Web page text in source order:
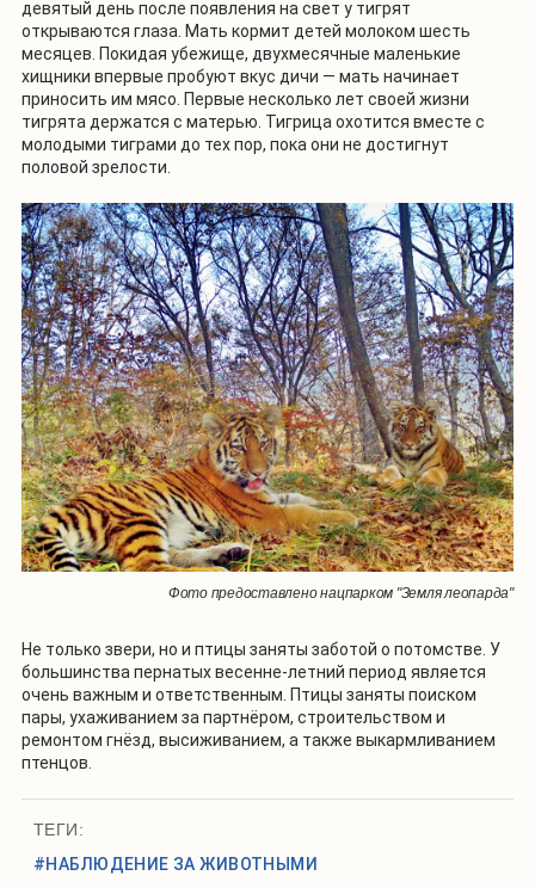
девятый день после появления на свет у тигрят
открываются глаза. Мать кормит детей молоком шесть
месяцев. Покидая убежище, двухмесячные маленькие
хищники впервые пробуют вкус дичи — мать начинает
приносить им мясо. Первые несколько лет своей жизни
тигрята держатся с матерью. Тигрица охотится вместе с
молодыми тиграми до тех пор, пока они не достигнут
половой зрелости.
Фото предоставлено нацпарком "Земля леопарда"
Не только звери, но и птицы заняты заботой о потомстве. У
большинства пернатых весенне-летний период является
очень важным и ответственным. Птицы заняты поиском
пары, ухаживанием за партнёром, строительством и
ремонтом гнёзд, высиживанием, а также выкармливанием
птенцов.
ТЕГИ:
#НАБЛЮДЕНИЕ ЗА ЖИВОТНЫМИ